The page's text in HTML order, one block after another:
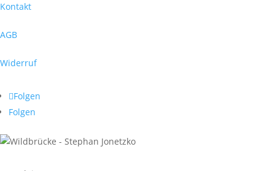
Kontakt
AGB
Widerruf
Folgen
Folgen